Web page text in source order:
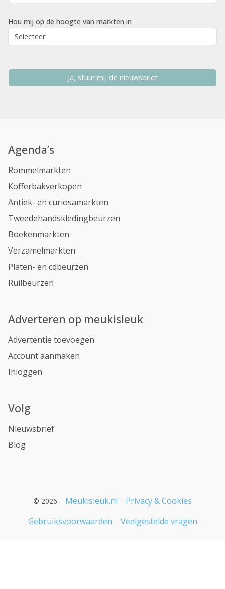
Hou mij op de hoogte van markten in
Ja, stuur mij de nieuwsbrief
Agenda’s
Rommelmarkten
Kofferbakverkopen
Antiek- en curiosamarkten
Tweedehandskledingbeurzen
Boekenmarkten
Verzamelmarkten
Platen- en cdbeurzen
Ruilbeurzen
Adverteren op meukisleuk
Advertentie toevoegen
Account aanmaken
Inloggen
Volg
Nieuwsbrief
Blog
© 2026 Meukisleuk.nl
Privacy & Cookies
Gebruiksvoorwaarden
Veelgestelde vragen